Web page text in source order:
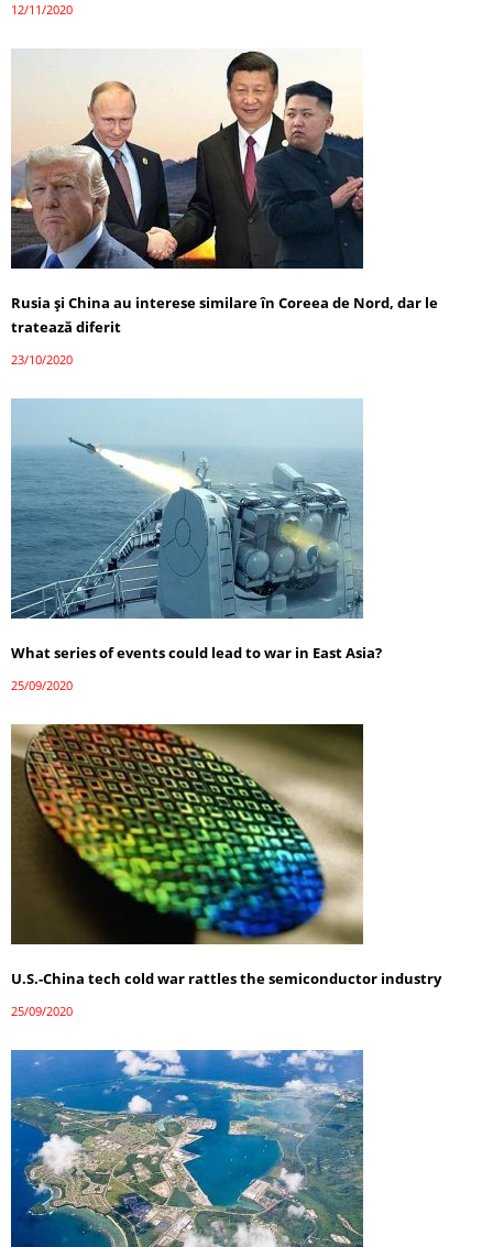
12/11/2020
Rusia și China au interese similare în Coreea de Nord, dar le
tratează diferit
23/10/2020
What series of events could lead to war in East Asia?
25/09/2020
U.S.-China tech cold war rattles the semiconductor industry
25/09/2020